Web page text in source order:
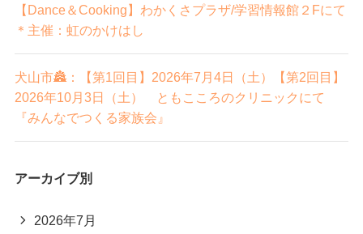
【Dance＆Cooking】わかくさプラザ/学習情報館２Fにて
＊主催：虹のかけはし
犬山市🏯：【第1回目】2026年7月4日（土）【第2回目】
2026年10月3日（土） ともこころのクリニックにて
『みんなでつくる家族会』
アーカイブ別
2026年7月